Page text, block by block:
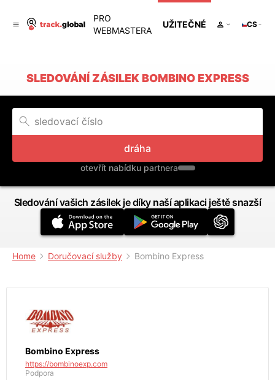
PRO
WEBMASTERA
UŽITEČNÉ CS
SLEDOVÁNÍ ZÁSILEK BOMBINO EXPRESS
dráha
otevřít nabídku partnera
Sledování vašich zásilek je díky naší aplikaci ještě snazší
Home Doručovací služby Bombino Express
Bombino Express
https://bombinoexp.com
Podpora